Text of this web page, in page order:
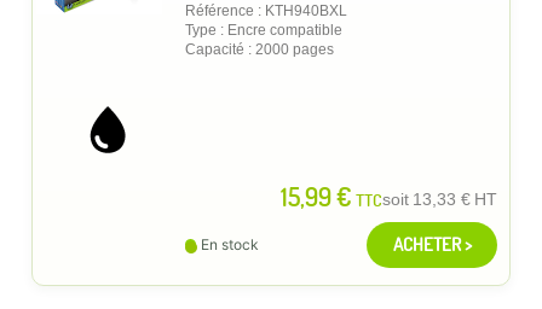
Référence : KTH940BXL
Type : Encre compatible
Capacité : 2000 pages
15,99 € TTCsoit 13,33 € HT
En stock ACHETER >